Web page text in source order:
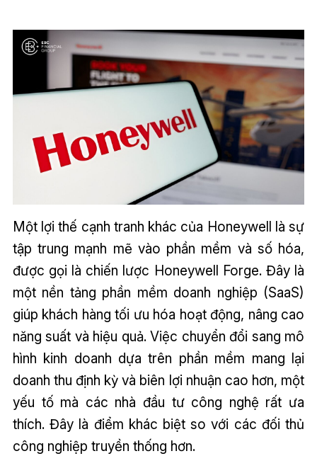
Một lợi thế cạnh tranh khác của Honeywell là sự
tập trung mạnh mẽ vào phần mềm và số hóa,
được gọi là chiến lược Honeywell Forge. Đây là
một nền tảng phần mềm doanh nghiệp (SaaS)
giúp khách hàng tối ưu hóa hoạt động, nâng cao
năng suất và hiệu quả. Việc chuyển đổi sang mô
hình kinh doanh dựa trên phần mềm mang lại
doanh thu định kỳ và biên lợi nhuận cao hơn, một
yếu tố mà các nhà đầu tư công nghệ rất ưa
thích. Đây là điểm khác biệt so với các đối thủ
công nghiệp truyền thống hơn.